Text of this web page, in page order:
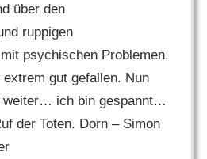
über den
ruppigen
psychischen Problemen,
gut gefallen. Nun
weiter… ich bin gespannt…
der Toten. Dorn – Simon